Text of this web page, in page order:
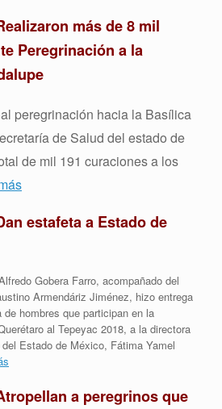
más de 8 mil
Peregrinación a la
peregrinación hacia la Basílica
de Salud del estado de
de mil 191 curaciones a los
estafeta a Estado de
Gobera Farro, acompañado del
Armendáriz Jiménez, hizo entrega
hombres que participan en la
al Tepeyac 2018, a la directora
Estado de México, Fátima Yamel
a peregrinos que